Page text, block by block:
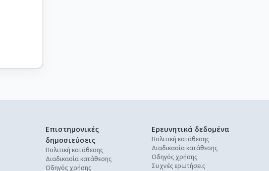
Επιστημονικές
δημοσιεύσεις
Πολιτική κατάθεσης
Διαδικασία κατάθεσης
Οδηγός χρήσης
Ερευνητικά δεδομένα
Πολιτική κατάθεσης
Διαδικασία κατάθεσης
Οδηγός χρήσης
Συχνές ερωτήσεις